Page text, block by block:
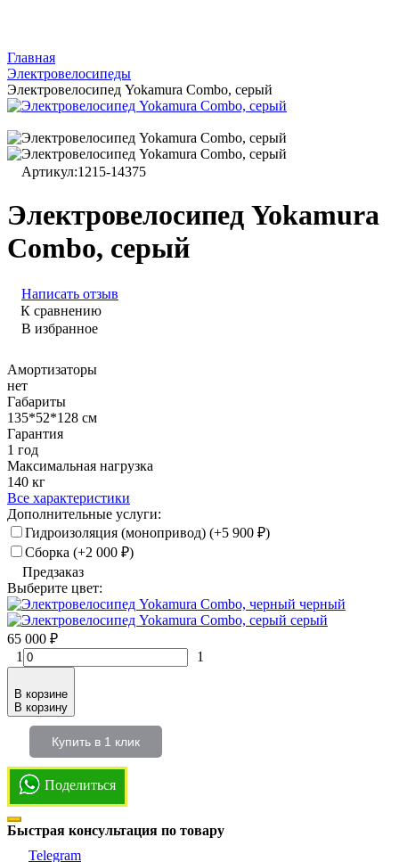
Главная
Электровелосипеды
Электровелосипед Yokamura Combo, серый
Артикул:1215-14375
Электровелосипед Yokamura
Combo, серый
Написать отзыв
К сравнению
В избранное
Амортизаторы
нет
Габариты
135*52*128 см
Гарантия
1 год
Максимальная нагрузка
140 кг
Все характеристики
Дополнительные услуги:
Гидроизоляция (монопривод) (+5 900 ₽)
Сборка (+2 000 ₽)
Предзаказ
Выберите цвет:
черный
серый
65 000 ₽
1
1
В корзине
В корзину
Купить в 1 клик
Поделиться
Быстрая консультация по товару
Telegram